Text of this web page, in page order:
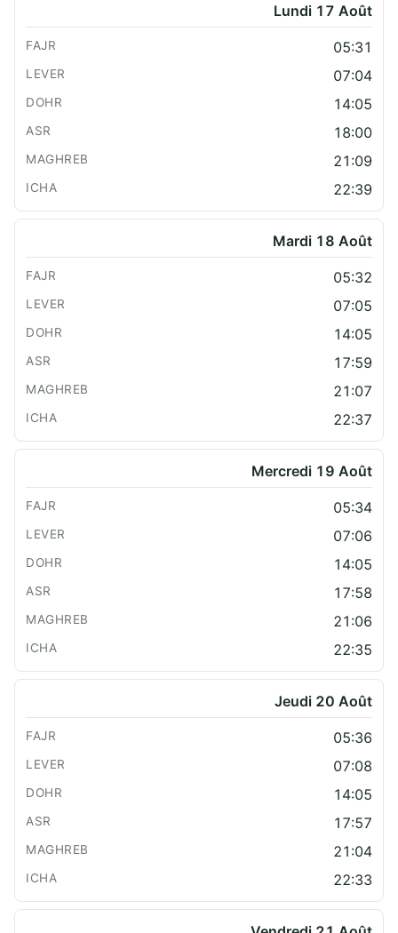
Lundi 17 Août
05:31
07:04
14:05
18:00
21:09
22:39
Mardi 18 Août
05:32
07:05
14:05
17:59
21:07
22:37
Mercredi 19 Août
05:34
07:06
14:05
17:58
21:06
22:35
Jeudi 20 Août
05:36
07:08
14:05
17:57
21:04
22:33